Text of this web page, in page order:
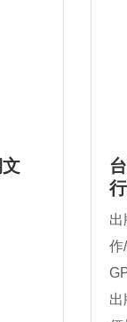
出
作
出